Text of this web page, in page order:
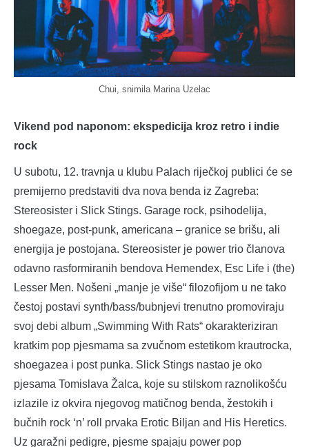
Chui, snimila Marina Uzelac
Vikend pod naponom: ekspedicija kroz retro i indie
rock
U subotu, 12. travnja u klubu Palach riječkoj publici će se
premijerno predstaviti dva nova benda iz Zagreba:
Stereosister i Slick Stings. Garage rock, psihodelija,
shoegaze, post-punk, americana – granice se brišu, ali
energija je postojana. Stereosister je power trio članova
odavno rasformiranih bendova Hemendex, Esc Life i (the)
Lesser Men. Nošeni „manje je više“ filozofijom u ne tako
čestoj postavi synth/bass/bubnjevi trenutno promoviraju
svoj debi album „Swimming With Rats“ okarakteriziran
kratkim pop pjesmama sa zvučnom estetikom krautrocka,
shoegazea i post punka. Slick Stings nastao je oko
pjesama Tomislava Žalca, koje su stilskom raznolikošću
izlazile iz okvira njegovog matičnog benda, žestokih i
bučnih rock ‘n’ roll prvaka Erotic Biljan and His Heretics.
Uz garažni pedigre, pjesme spajaju power pop